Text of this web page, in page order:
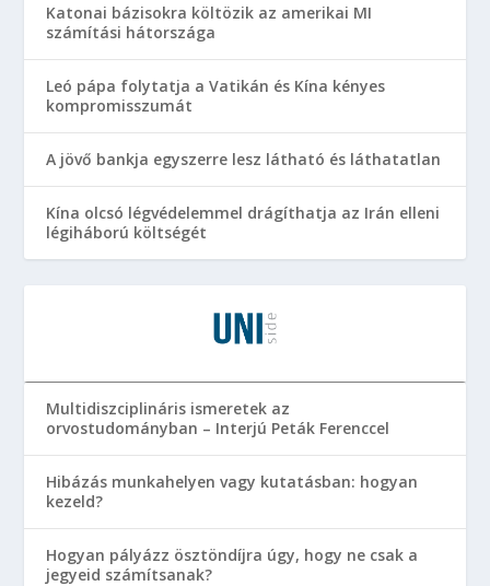
Katonai bázisokra költözik az amerikai MI
számítási hátországa
Leó pápa folytatja a Vatikán és Kína kényes
kompromisszumát
A jövő bankja egyszerre lesz látható és láthatatlan
Kína olcsó légvédelemmel drágíthatja az Irán elleni
légiháború költségét
Multidiszciplináris ismeretek az
orvostudományban – Interjú Peták Ferenccel
Hibázás munkahelyen vagy kutatásban: hogyan
kezeld?
Hogyan pályázz ösztöndíjra úgy, hogy ne csak a
jegyeid számítsanak?